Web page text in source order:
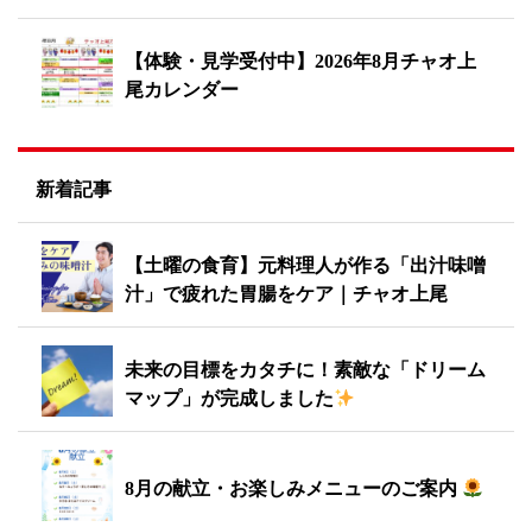
【体験・見学受付中】2026年8月チャオ上
尾カレンダー
新着記事
【土曜の食育】元料理人が作る「出汁味噌
汁」で疲れた胃腸をケア｜チャオ上尾
未来の目標をカタチに！素敵な「ドリーム
マップ」が完成しました
8月の献立・お楽しみメニューのご案内